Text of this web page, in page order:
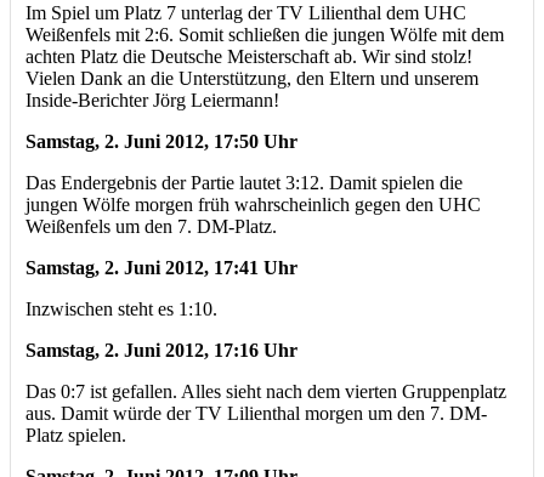
Im Spiel um Platz 7 unterlag der TV Lilienthal dem UHC
Weißenfels mit 2:6. Somit schließen die jungen Wölfe mit dem
achten Platz die Deutsche Meisterschaft ab. Wir sind stolz!
Vielen Dank an die Unterstützung, den Eltern und unserem
Inside-Berichter Jörg Leiermann!
Samstag, 2. Juni 2012, 17:50 Uhr
Das Endergebnis der Partie lautet 3:12. Damit spielen die
jungen Wölfe morgen früh wahrscheinlich gegen den UHC
Weißenfels um den 7. DM-Platz.
Samstag, 2. Juni 2012, 17:41 Uhr
Inzwischen steht es 1:10.
Samstag, 2. Juni 2012, 17:16 Uhr
Das 0:7 ist gefallen. Alles sieht nach dem vierten Gruppenplatz
aus. Damit würde der TV Lilienthal morgen um den 7. DM-
Platz spielen.